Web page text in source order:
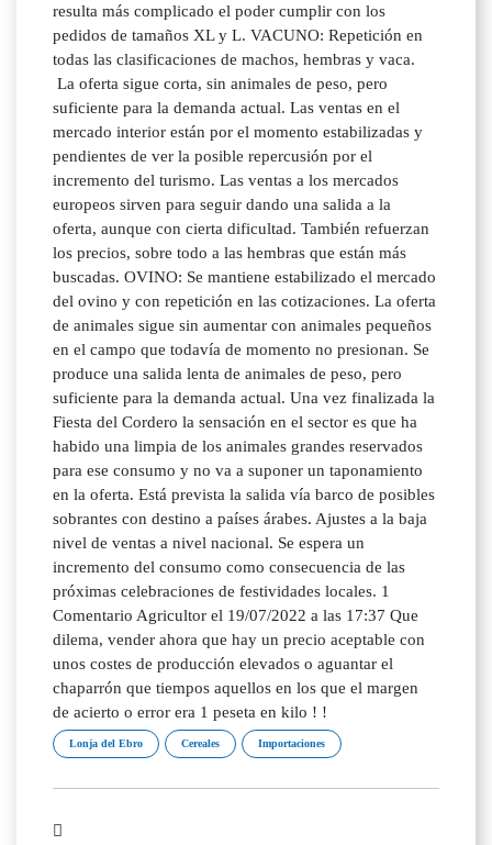
resulta más complicado el poder cumplir con los
pedidos de tamaños XL y L. VACUNO: Repetición en
todas las clasificaciones de machos, hembras y vaca.
La oferta sigue corta, sin animales de peso, pero
suficiente para la demanda actual. Las ventas en el
mercado interior están por el momento estabilizadas y
pendientes de ver la posible repercusión por el
incremento del turismo. Las ventas a los mercados
europeos sirven para seguir dando una salida a la
oferta, aunque con cierta dificultad. También refuerzan
los precios, sobre todo a las hembras que están más
buscadas. OVINO: Se mantiene estabilizado el mercado
del ovino y con repetición en las cotizaciones. La oferta
de animales sigue sin aumentar con animales pequeños
en el campo que todavía de momento no presionan. Se
produce una salida lenta de animales de peso, pero
suficiente para la demanda actual. Una vez finalizada la
Fiesta del Cordero la sensación en el sector es que ha
habido una limpia de los animales grandes reservados
para ese consumo y no va a suponer un taponamiento
en la oferta. Está prevista la salida vía barco de posibles
sobrantes con destino a países árabes. Ajustes a la baja
nivel de ventas a nivel nacional. Se espera un
incremento del consumo como consecuencia de las
próximas celebraciones de festividades locales. 1
Comentario Agricultor el 19/07/2022 a las 17:37 Que
dilema, vender ahora que hay un precio aceptable con
unos costes de producción elevados o aguantar el
chaparrón que tiempos aquellos en los que el margen
de acierto o error era 1 peseta en kilo ! !
Lonja del Ebro Cereales Importaciones